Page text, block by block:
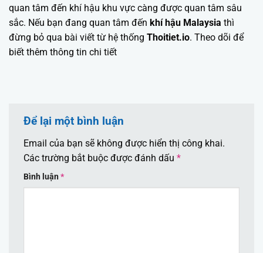
quan tâm đến khí hậu khu vực càng được quan tâm sâu
sắc. Nếu bạn đang quan tâm đến khí hậu Malaysia thì
đừng bỏ qua bài viết từ hệ thống Thoitiet.io. Theo dõi để
biết thêm thông tin chi tiết
Để lại một bình luận
Email của bạn sẽ không được hiển thị công khai.
Các trường bắt buộc được đánh dấu *
Bình luận *